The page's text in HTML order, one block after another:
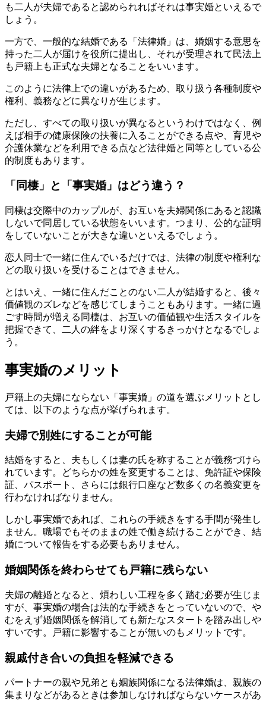
も二人が夫婦であると認められればそれは事実婚といえるで
しょう。
一方で、一般的な結婚である「法律婚」は、婚姻する意思を
持った二人が届けを役所に提出し、それが受理されて民法上
も戸籍上も正式な夫婦となることをいいます。
このように法律上での違いがあるため、取り扱う各種制度や
権利、義務などに異なりが生じます。
ただし、すべての取り扱いが異なるというわけではなく、例
えば相手の健康保険の扶養に入ることができる点や、育児や
介護休業などを利用できる点など法律婚と同等としている公
的制度もあります。
「同棲」と「事実婚」はどう違う？
同棲は交際中のカップルが、お互いを夫婦関係にあると認識
しないで同居している状態をいいます。つまり、公的な証明
をしていないことが大きな違いといえるでしょう。
恋人同士で一緒に住んでいるだけでは、法律の制度や権利な
どの取り扱いを受けることはできません。
とはいえ、一緒に住んだことのない二人が結婚すると、後々
価値観のズレなどを感じてしまうこともあります。一緒に過
ごす時間が増える同棲は、お互いの価値観や生活スタイルを
把握できて、二人の絆をより深くするきっかけとなるでしょ
う。
事実婚のメリット
戸籍上の夫婦にならない「事実婚」の道を選ぶメリットとし
ては、以下のような点が挙げられます。
夫婦で別姓にすることが可能
結婚をすると、夫もしくは妻の氏を称することが義務づけら
れています。どちらかの姓を変更することは、免許証や保険
証、パスポート、さらには銀行口座など数多くの名義変更を
行わなければなりません。
しかし事実婚であれば、これらの手続きをする手間が発生し
ません。職場でもそのままの姓で働き続けることができ、結
婚について報告をする必要もありません。
婚姻関係を終わらせても戸籍に残らない
夫婦の離婚となると、煩わしい工程を多く踏む必要が生じま
すが、事実婚の場合は法的な手続きをとっていないので、や
むをえず婚姻関係を解消しても新たなスタートを踏み出しや
すいです。戸籍に影響することが無いのもメリットです。
親戚付き合いの負担を軽減できる
パートナーの親や兄弟とも姻族関係になる法律婚は、親族の
集まりなどがあるときは参加しなければならないケースがあ